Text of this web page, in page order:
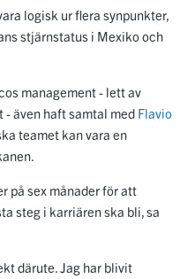
logisk ur flera synpunkter,
stjärnstatus i Mexiko och
management - lett av
- även haft samtal med Flavio
teamet kan vara en
på sex månader för att
steg i karriären ska bli, sa
därute. Jag har blivit